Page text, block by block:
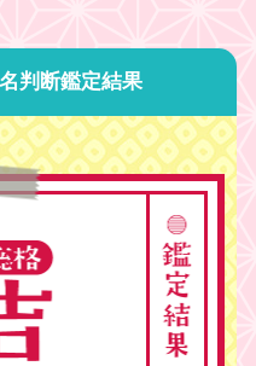
判断鑑定結果